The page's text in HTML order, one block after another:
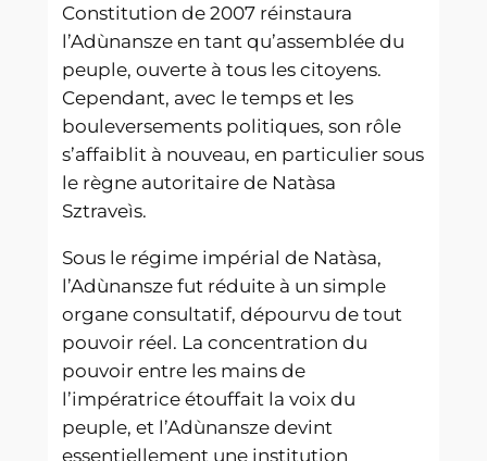
Constitution de 2007 réinstaura
l’Adùnansze en tant qu’assemblée du
peuple, ouverte à tous les citoyens.
Cependant, avec le temps et les
bouleversements politiques, son rôle
s’affaiblit à nouveau, en particulier sous
le règne autoritaire de Natàsa
Sztraveìs.
Sous le régime impérial de Natàsa,
l’Adùnansze fut réduite à un simple
organe consultatif, dépourvu de tout
pouvoir réel. La concentration du
pouvoir entre les mains de
l’impératrice étouffait la voix du
peuple, et l’Adùnansze devint
essentiellement une institution